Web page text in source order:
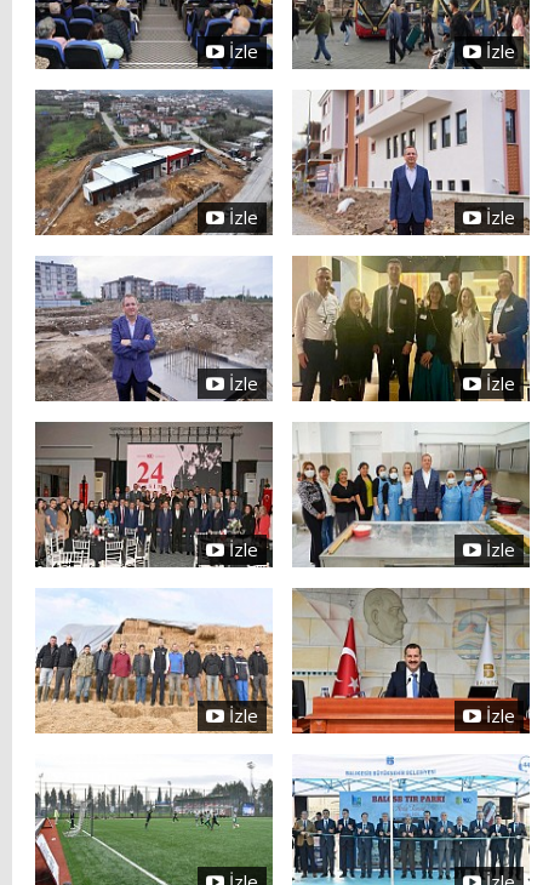
İzle İzle
İzle İzle
İzle İzle
İzle İzle
İzle İzle